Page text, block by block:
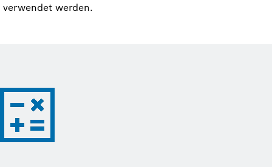
verwendet werden.